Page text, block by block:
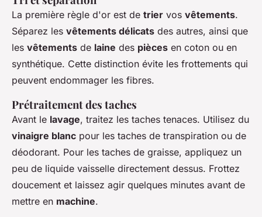
La première règle d'or est de trier vos vêtements.
Séparez les vêtements délicats des autres, ainsi que
les vêtements de laine des pièces en coton ou en
synthétique. Cette distinction évite les frottements qui
peuvent endommager les fibres.
Prétraitement des taches
Avant le lavage, traitez les taches tenaces. Utilisez du
vinaigre blanc pour les taches de transpiration ou de
déodorant. Pour les taches de graisse, appliquez un
peu de liquide vaisselle directement dessus. Frottez
doucement et laissez agir quelques minutes avant de
mettre en machine.